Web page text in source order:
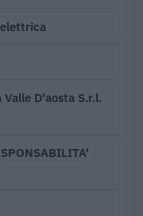
D'aosta S.r.l.